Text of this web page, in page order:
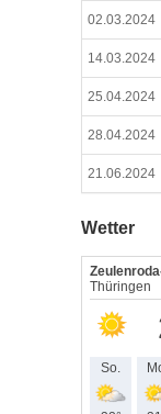
02.03.2024
14.03.2024
25.04.2024
28.04.2024
21.06.2024
Wetter